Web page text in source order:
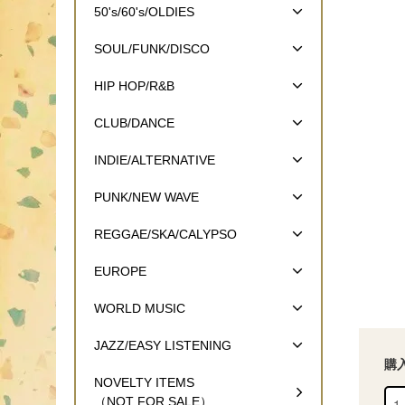
購
50's/60's/OLDIES
SOUL/FUNK/DISCO
HIP HOP/R&B
CLUB/DANCE
INDIE/ALTERNATIVE
PUNK/NEW WAVE
REGGAE/SKA/CALYPSO
EUROPE
WORLD MUSIC
JAZZ/EASY LISTENING
NOVELTY ITEMS
（NOT FOR SALE）